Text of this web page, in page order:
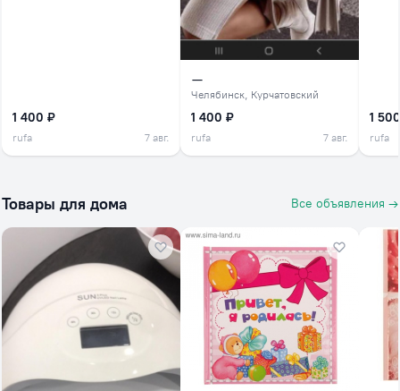
1 400 ₽
rufa 7 авг.
—
Челябинск, Курчатовский
1 400 ₽
rufa 7 авг.
1
rufa
Товары для дома Все объявления →